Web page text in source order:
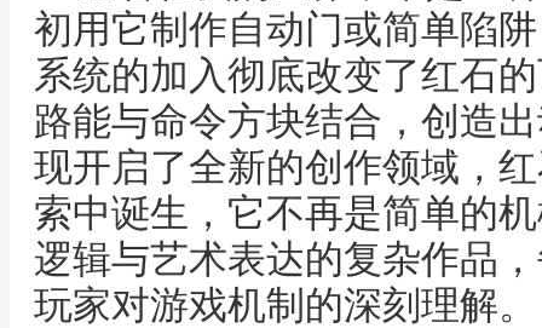
初用它制作自动门或简单陷
系统的加入彻底改变了红石
路能与命令方块结合，创造
现开启了全新的创作领域，
索中诞生，它不再是简单的
逻辑与艺术表达的复杂作品
玩家对游戏机制的深刻理解。